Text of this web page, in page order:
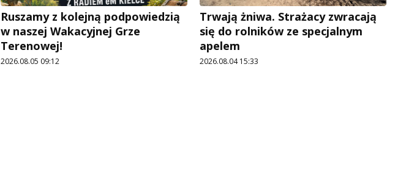
Ruszamy z kolejną podpowiedzią
w naszej Wakacyjnej Grze
Terenowej!
2026.08.05 09:12
Trwają żniwa. Strażacy zwracają
się do rolników ze specjalnym
apelem
2026.08.04 15:33